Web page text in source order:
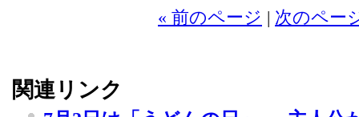
« 前のページ | 次のペー
関連リンク